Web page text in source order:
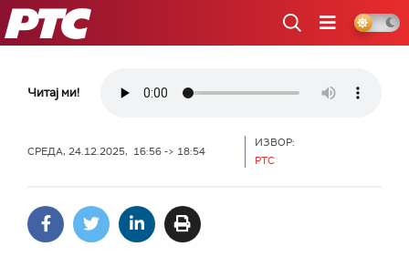
РТС
Читај ми!
СРЕДА, 24.12.2025, 16:56 -> 18:54
ИЗВОР:
РТС